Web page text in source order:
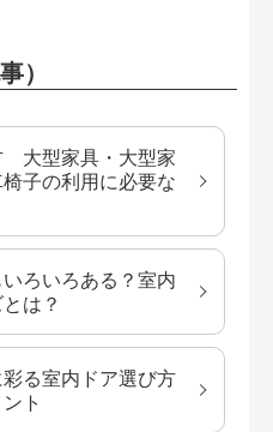
）
大型家具・大型家
子の利用に必要な
ろいろある？室内
は？
る室内ドア選び方
ト